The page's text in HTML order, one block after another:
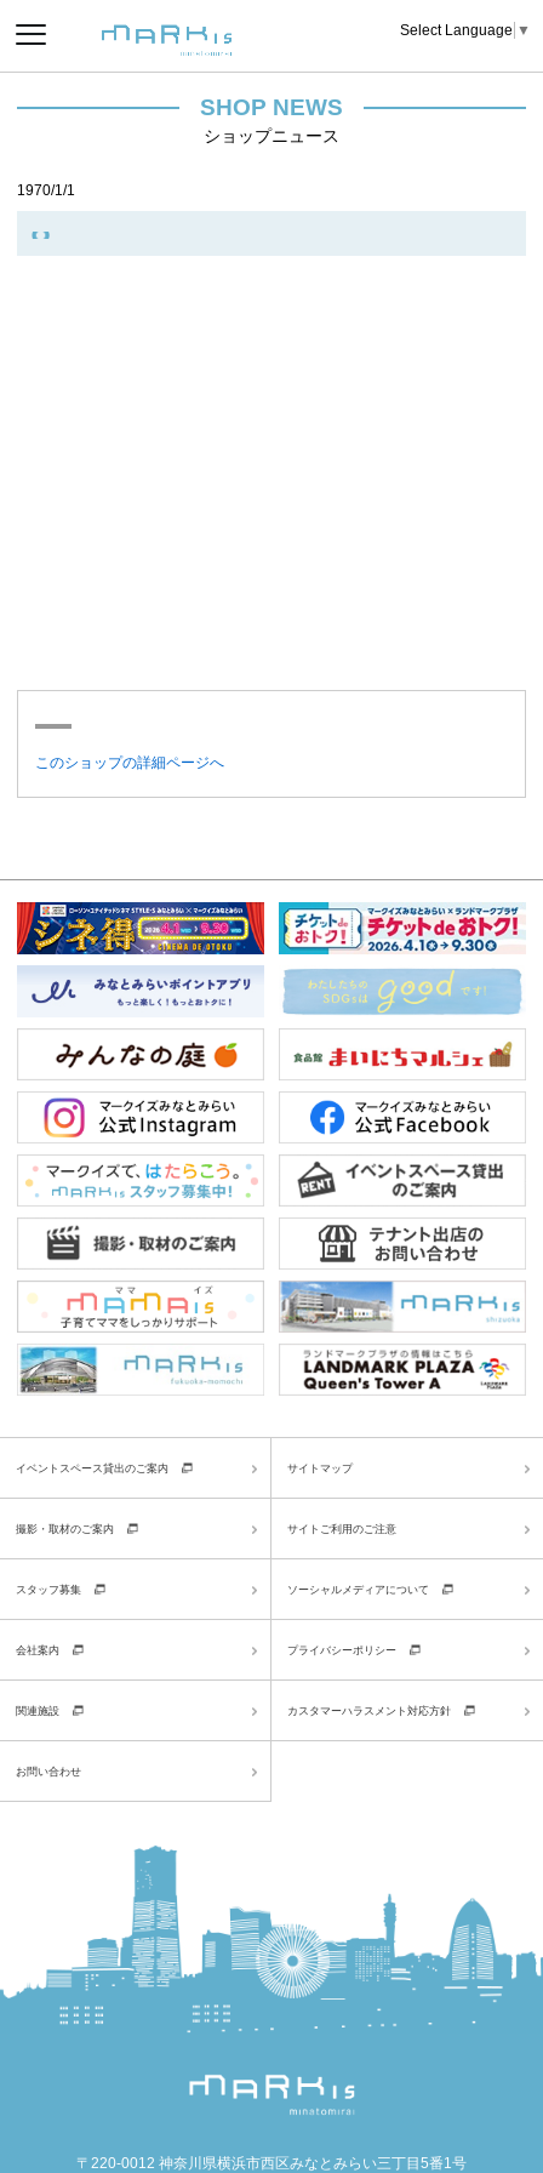
Select Language ▼
SHOP NEWS
ショップニュース
1970/1/1
このショップの詳細ページへ
イベントスペース貸出のご案内
撮影・取材のご案内
スタッフ募集
会社案内
関連施設
お問い合わせ
サイトマップ
サイトご利用のご注意
ソーシャルメディアについて
プライバシーポリシー
カスタマーハラスメント対応方針
〒220-0012 神奈川県横浜市西区みなとみらい三丁目5番1号